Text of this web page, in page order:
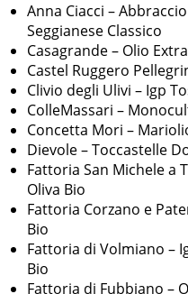
Anna Ciacci –
Seggianese Classico
Casagrande – Olio
Castel Ruggero
Clivio degli Ulivi – Igp
ColleMassari –
Concetta Mori –
Dievole – Toccastelle
Fattoria San Michele a
Oliva Bio
Fattoria Corzano e
Bio
Fattoria di Volmiano –
Bio
Fattoria di Fubbiano –